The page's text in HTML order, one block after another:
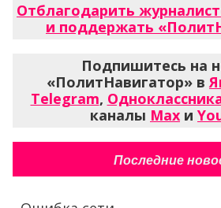
Отблагодарить
и поддержать
Подпишитесь на
«ПолитНавигатор» в
Telegram,
каналы Max и
Последние